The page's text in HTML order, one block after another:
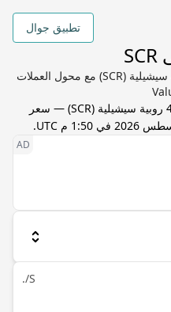
تطبيق جوال
تحويل سول بيروفي (PEN) إلى روبية سيشيلية (SCR) مع محول العملات
روبية سيشيلية (
SCR) — سعر
.
S/.